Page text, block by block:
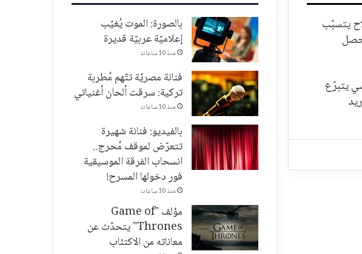
يتسبّب
حصل
يتبرّع
بالصورة: الموت يُغيّب
إعلاميّة عربيّة قديرة
منذ 10 ساعات
فنانة مصريّة تتّهم مُطربة
تركية: سرقت ألحان أغنياتي
منذ 10 ساعات
بالفيديو: فنانة شهيرة
تتعرّض لموقف مُحرج..
انسحاب الفرقة الموسيقية
فور دخولها المسرح!
منذ 10 ساعات
مؤلف "Game of
Thrones" يتحدّث عن
معاناته من الاكتئاب